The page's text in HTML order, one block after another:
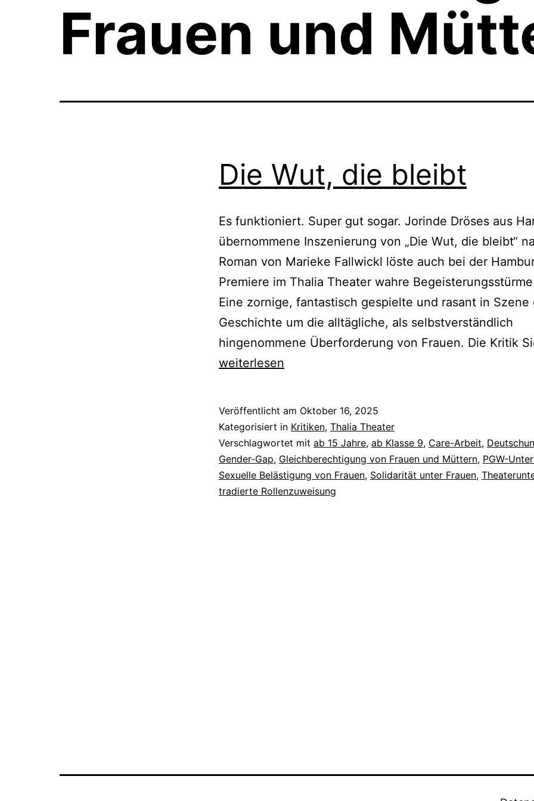
Frauen und
Die Wut, die bleibt
Es funktioniert. Super gut sogar. Jorinde Dröses aus
übernommene Inszenierung von „Die Wut, die bleibt“
Roman von Marieke Fallwickl löste auch bei der
Premiere im Thalia Theater wahre
Eine zornige, fantastisch gespielte und rasant in Szene
Geschichte um die alltägliche, als selbstverständlich
hingenommene Überforderung von Frauen. Die Kritik
weiterlesen
Veröffentlicht am Oktober 16, 2025
Kategorisiert in Kritiken, Thalia Theater
Verschlagwortet mit ab 15 Jahre, ab Klasse 9, Care-Arbeit,
Gender-Gap, Gleichberechtigung von Frauen und Müttern, PGW-
Sexuelle Belästigung von Frauen, Solidarität unter Frauen,
tradierte Rollenzuweisung